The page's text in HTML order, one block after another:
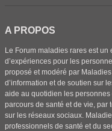
A PROPOS
Le Forum maladies rares est un
d’expériences pour les
proposé et modéré par
d’information et de soutien sur
aide au quotidien les
parcours de santé et de vie, par
sur les réseaux sociaux.
professionnels de santé et du